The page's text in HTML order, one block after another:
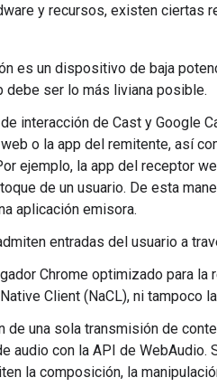
y recursos, existen
es un dispositivo de baja
debe ser lo más liviana posible.
interacción de Cast y Google
o la app del remitente, así
ejemplo, la app del receptor
de un usuario. De esta
aplicación emisora.
entradas del usuario a
Chrome optimizado para
Native Client (NaCL), ni tampoco
de una sola transmisión de
audio con la API de
la composición, la